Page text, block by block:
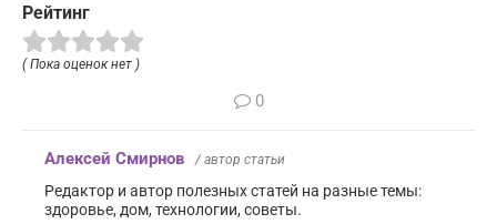
Рейтинг
( Пока оценок нет )
0
Алексей Смирнов / автор статьи
Редактор и автор полезных статей на разные темы:
здоровье, дом, технологии, советы.